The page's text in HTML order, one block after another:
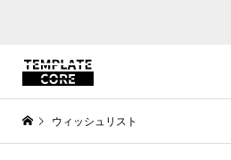
ウィッシュリスト